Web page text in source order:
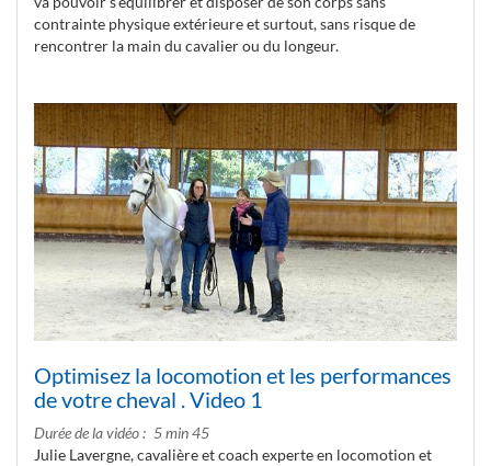
contrainte physique extérieure et surtout, sans risque de
rencontrer la main du cavalier ou du longeur.
Optimisez la locomotion et les performances
de votre cheval . Video 1
Durée de la vidéo
5 min 45
Julie Lavergne, cavalière et coach experte en locomotion et